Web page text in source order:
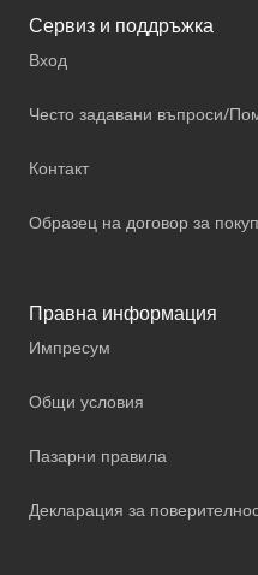
Сервиз и поддръжка
Вход
Често задавани въпроси/
Контакт
Образец на договор за
Правна информация
Импресум
Общи условия
Пазарни правила
Декларация за